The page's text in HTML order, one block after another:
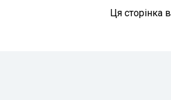
Ця сторінка